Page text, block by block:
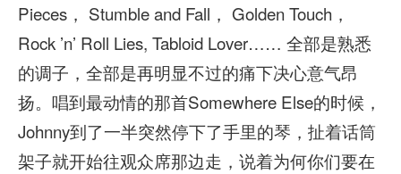
Pieces， Stumble and Fall， Golden Touch，
Rock ’n’ Roll Lies, Tabloid Lover…… 全部是熟悉
的调子，全部是再明显不过的痛下决心意气昂
扬。唱到最动情的那首Somewhere Else的时候，
Johnny到了一半突然停下了手里的琴，扯着话筒
架子就开始往观众席那边走，说着为何你们要在